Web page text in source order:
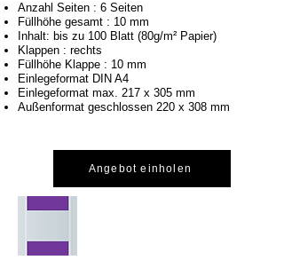
Anzahl Seiten : 6 Seiten
Füllhöhe gesamt : 10 mm
Inhalt: bis zu 100 Blatt (80g/m² Papier)
Klappen : rechts
Füllhöhe Klappe : 10 mm
Einlegeformat DIN A4
Einlegeformat max. 217 x 305 mm
Außenformat geschlossen 220 x 308 mm
Angebot einholen